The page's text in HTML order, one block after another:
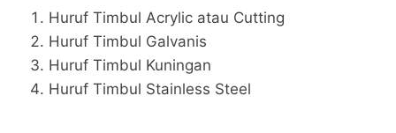
Huruf Timbul Acrylic atau Cutting
Huruf Timbul Galvanis
Huruf Timbul Kuningan
Huruf Timbul Stainless Steel